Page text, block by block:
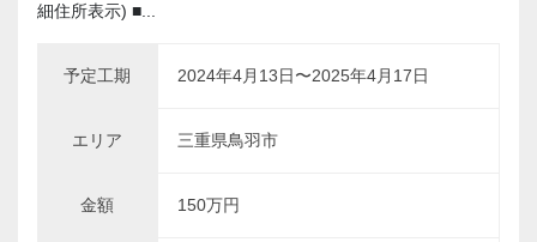
細住所表示) ■...
予定工期 2024年4月13日〜2025年4月17日
エリア 三重県鳥羽市
金額 150万円